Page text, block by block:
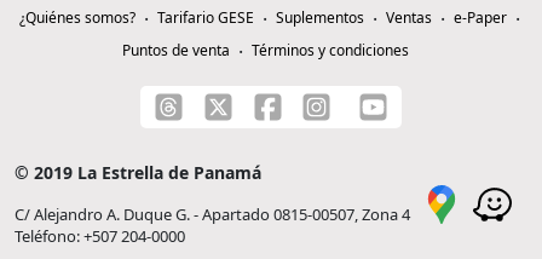
¿Quiénes somos? Tarifario GESE Suplementos Ventas
e-Paper
Puntos de venta
Términos y condiciones
© 2019 La Estrella de Panamá
C/ Alejandro A. Duque G. - Apartado 0815-00507, Zona 4
Teléfono: +507 204-0000